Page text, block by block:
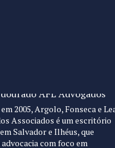
2005, Argolo, Fonseca e
Associados é um escritório
Salvador e Ilhéus, que
com foco em